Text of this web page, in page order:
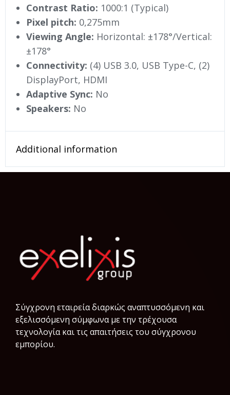
Contrast Ratio: 1000:1 (Typical)
Pixel pitch: 0,275mm
Viewing Angle: Horizontal: ±178°/Vertical:
±178°
Connectivity: (4) USB 3.0, USB Type-C, (2)
DisplayPort, HDMI
Adaptive Sync: No
Speakers: No
Additional information
Σύγχρονη εταιρεία διαρκώς αναπτυσσόμενη και
εξελισσόμενη σύμφωνα µε την τρέχουσα
τεχνολογία και τις απαιτήσεις του σύγχρονου
εμπορίου.